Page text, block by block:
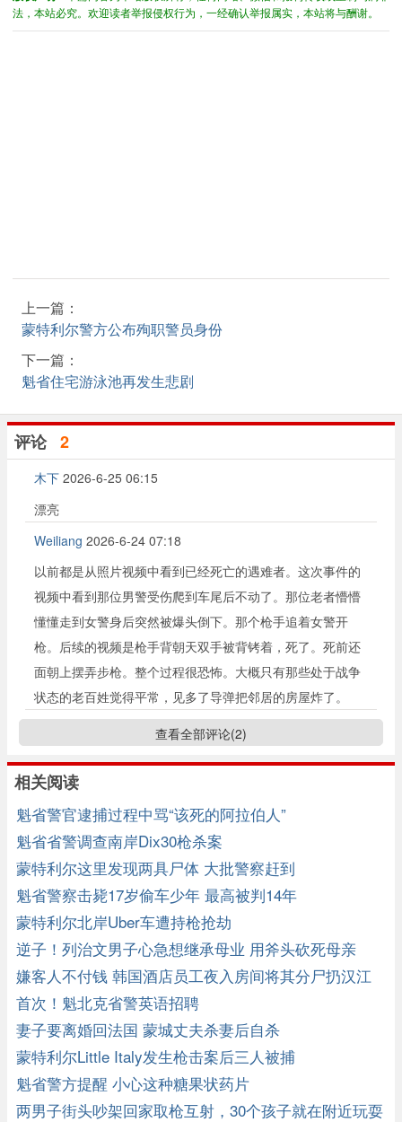
法，本站必究。欢迎读者举报侵权行为，一经确认举报属实，本站将与酬谢。
上一篇：
蒙特利尔警方公布殉职警员身份
下一篇：
魁省住宅游泳池再发生悲剧
评论 2
木下 2026-6-25 06:15
漂亮
Weiliang 2026-6-24 07:18
以前都是从照片视频中看到已经死亡的遇难者。这次事件的
视频中看到那位男警受伤爬到车尾后不动了。那位老者懵懵
懂懂走到女警身后突然被爆头倒下。那个枪手追着女警开
枪。后续的视频是枪手背朝天双手被背铐着，死了。死前还
面朝上摆弄步枪。整个过程很恐怖。大概只有那些处于战争
状态的老百姓觉得平常，见多了导弹把邻居的房屋炸了。
查看全部评论(2)
相关阅读
魁省警官逮捕过程中骂“该死的阿拉伯人”
魁省省警调查南岸Dix30枪杀案
蒙特利尔这里发现两具尸体 大批警察赶到
魁省警察击毙17岁偷车少年 最高被判14年
蒙特利尔北岸Uber车遭持枪抢劫
逆子！列治文男子心急想继承母业 用斧头砍死母亲
嫌客人不付钱 韩国酒店员工夜入房间将其分尸扔汉江
首次！魁北克省警英语招聘
妻子要离婚回法国 蒙城丈夫杀妻后自杀
蒙特利尔Little Italy发生枪击案后三人被捕
魁省警方提醒 小心这种糖果状药片
两男子街头吵架回家取枪互射，30个孩子就在附近玩耍